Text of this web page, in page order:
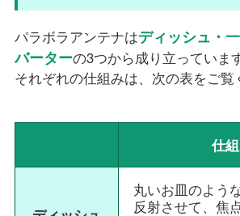
パラボラアンテナはディッシュ・
バーターの3つから成り立っています
それぞれの仕組みは、次の表をご覧
仕
丸いお皿のよう
反射させて、焦